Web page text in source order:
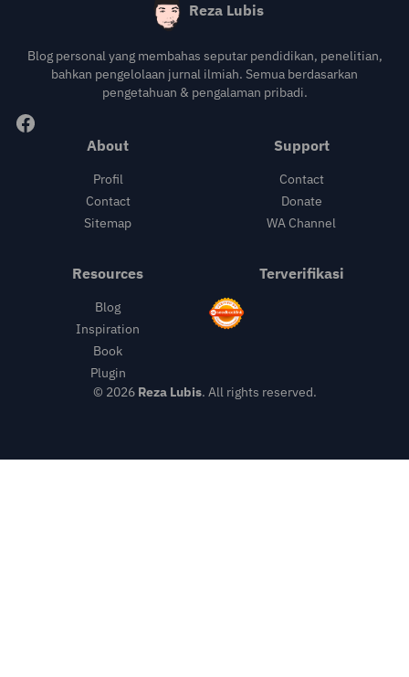
Reza Lubis
Blog personal yang membahas seputar pendidikan, penelitian,
bahkan pengelolaan jurnal ilmiah. Semua berdasarkan
pengetahuan & pengalaman pribadi.
About
Profil
Contact
Sitemap
Support
Contact
Donate
WA Channel
Resources
Blog
Inspiration
Book
Plugin
Terverifikasi
© 2026 Reza Lubis. All rights reserved.